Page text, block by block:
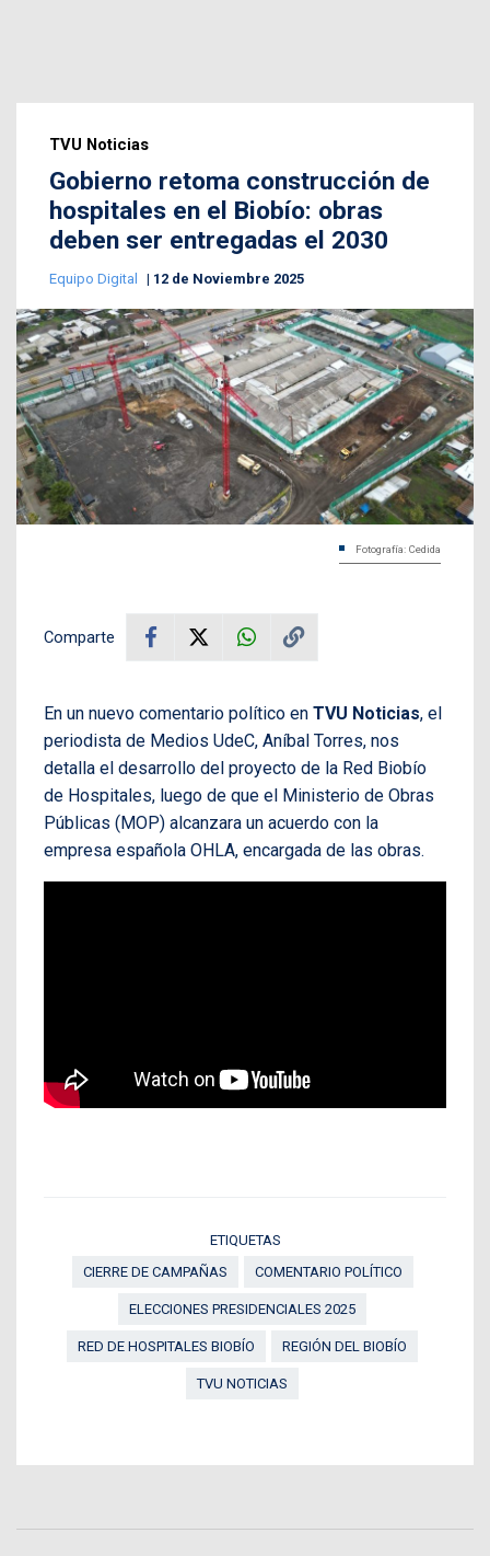
TVU Noticias
Gobierno retoma construcción de
hospitales en el Biobío: obras
deben ser entregadas el 2030
Equipo Digital 12 de Noviembre 2025
Fotografía: Cedida
Comparte
En un nuevo comentario político en TVU Noticias, el
periodista de Medios UdeC, Aníbal Torres, nos
detalla el desarrollo del proyecto de la Red Biobío
de Hospitales, luego de que el Ministerio de Obras
Públicas (MOP) alcanzara un acuerdo con la
empresa española OHLA, encargada de las obras.
ETIQUETAS
CIERRE DE CAMPAÑAS
COMENTARIO POLÍTICO
ELECCIONES PRESIDENCIALES 2025
RED DE HOSPITALES BIOBÍO REGIÓN DEL BIOBÍO
TVU NOTICIAS